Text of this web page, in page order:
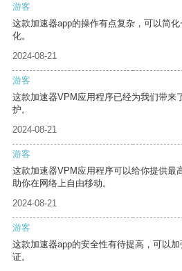
游客
这款加速器app的操作有点复杂，可以简
化。
2024-08-21
游客
这款加速器VPM应用程序已经为我们带来
护。
2024-08-21
游客
这款加速器VPM应用程序可以给你提供最
助你在网络上自由移动。
2024-08-21
游客
这款加速器app的安全性有待提高，可以
证。